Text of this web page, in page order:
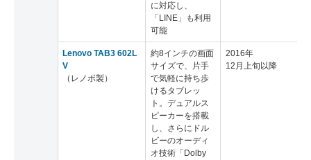
に対応し、
「LINE」も利用
可能
Lenovo TAB3 602L
V
（レノボ製）
約8インチの画面
サイズで、片手
で気軽に持ち歩
けるタブレッ
ト。デュアルス
ピーカーを搭載
し、さらにドル
ビーのオーディ
オ技術「Dolby
2016年
12月上旬以降